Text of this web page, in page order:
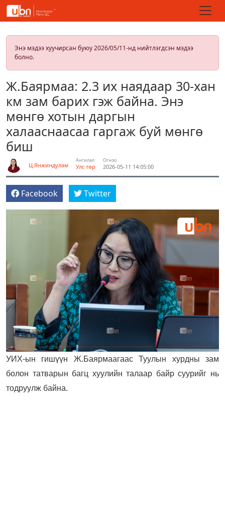
Энэ мэдээ хуучирсан буюу 2026/05/11-нд нийтлэгдсэн мэдээ
болно.
Ж.Баярмаа: 2.3 их наядаар 30-хан
км зам барих гэж байна. Энэ
мөнгө хотын даргын
халааснаасаа гаргаж буй мөнгө
биш
Ц.Янжиндулам
Ангилал
Улс төр
Огноо
2026-05-11 14:05:00
Facebook Twitter
УИХ-ын гишүүн Ж.Баярмаагаас Туулын хурдны зам
болон татварын багц хуулийн талаар байр суурийг нь
тодруулж байна.